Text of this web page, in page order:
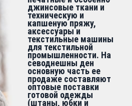
джинсовые ткани и
техническую и
капшеную пряжу,
аксессуары и
текстильные машины
для текстильной
промышленности. На
севоднешны ден
основную часть ее
продаже составляют
оптовые поставки
готовой одежды
(штаны, юбки и